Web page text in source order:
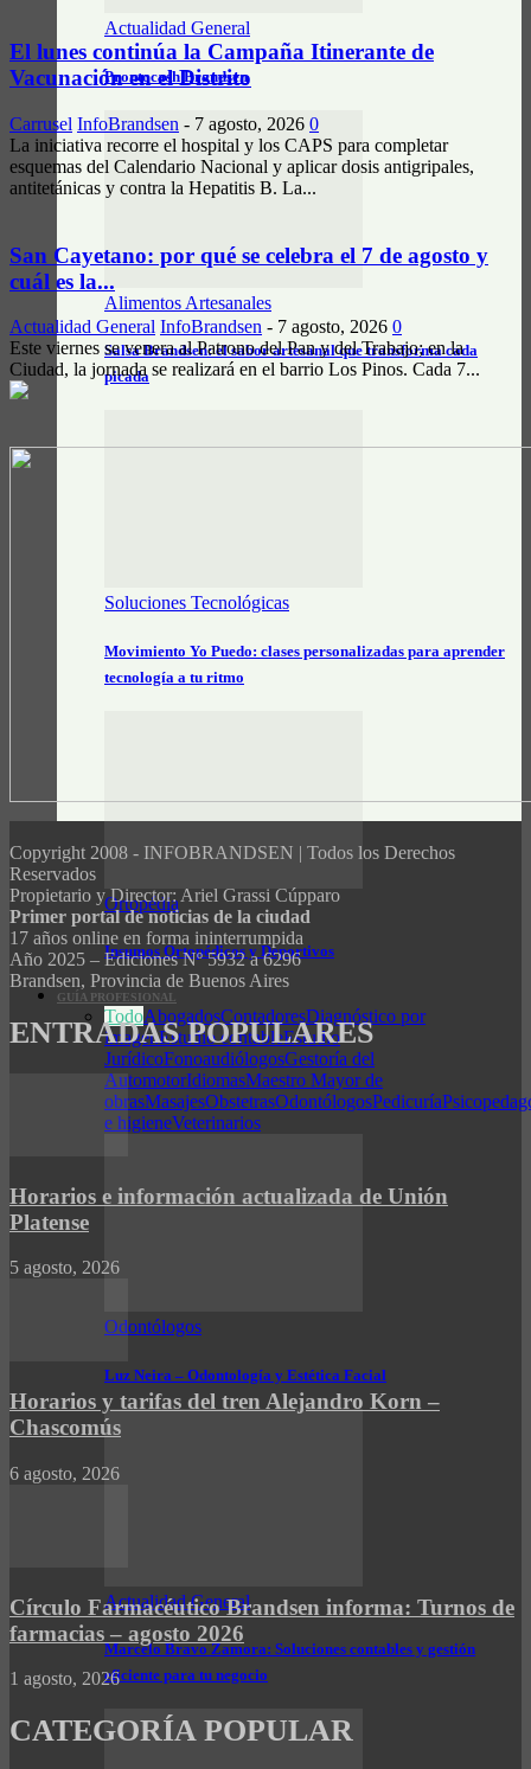
Actualidad General
Prontocash Brandsen
Alimentos Artesanales
Salsa Brandsen: el sabor artesanal que transforma cada
picada
Soluciones Tecnológicas
Movimiento Yo Puedo: clases personalizadas para aprender
tecnología a tu ritmo
Ortopédia
Insumos Ortopédicos y Deportivos
GUÍA PROFESIONAL
TodoAbogadosContadoresDiagnóstico por
imagenEstudio contableEstudio
JurídicoFonoaudiólogosGestoría del
AutomotorIdiomasMaestro Mayor de
obrasMasajesObstetrasOdontólogosPedicuría
e higieneVeterinarios
Odontólogos
Luz Neira – Odontología y Estética Facial
Actualidad General
Marcelo Bravo Zamora: Soluciones contables y gestión
eficiente para tu negocio
El lunes continúa la Campaña Itinerante de
Vacunación en el Distrito
Carrusel InfoBrandsen - 7 agosto, 2026 0
La iniciativa recorre el hospital y los CAPS para completar
esquemas del Calendario Nacional y aplicar dosis antigripales,
antitetánicas y contra la Hepatitis B. La...
San Cayetano: por qué se celebra el 7 de agosto y
cuál es la...
Actualidad General InfoBrandsen - 7 agosto, 2026 0
Este viernes se venera al Patrono del Pan y del Trabajo; en la
Ciudad, la jornada se realizará en el barrio Los Pinos. Cada 7...
Copyright 2008 - INFOBRANDSEN | Todos los Derechos
Reservados
Propietario y Director: Ariel Grassi Cúpparo
Primer portal de noticias de la ciudad
17 años online en forma ininterrumpida
Año 2025 – Ediciones Nº 5932 a 6296
Brandsen, Provincia de Buenos Aires
ENTRADAS POPULARES
Horarios e información actualizada de Unión
Platense
5 agosto, 2026
Horarios y tarifas del tren Alejandro Korn –
Chascomús
6 agosto, 2026
Círculo Farmacéutico Brandsen informa: Turnos de
farmacias – agosto 2026
1 agosto, 2026
CATEGORÍA POPULAR